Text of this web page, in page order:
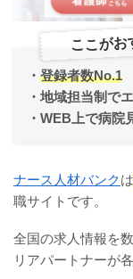
ここがお
・ 登録者数No.1
・地域担当制で
・WEB上で病院
ナース人材バンクは
職サイトです。
全国の求人情報を
リアパートナーが